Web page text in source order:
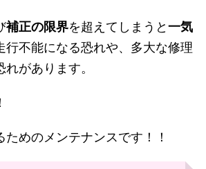
補正の限界を超えてしまうと一気
行不能になる恐れや、多大な修理
があります。
めのメンテナンスです！！